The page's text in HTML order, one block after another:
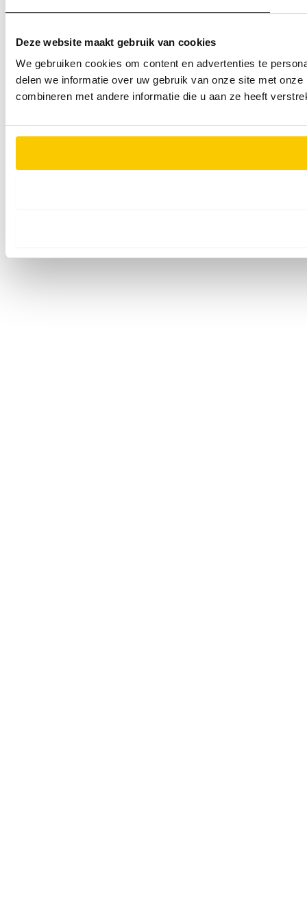
Deze website maakt gebruik van cookies
We gebruiken cookies om content en advertenties te
delen we informatie over uw gebruik van onze site met
combineren met andere informatie die u aan ze heeft